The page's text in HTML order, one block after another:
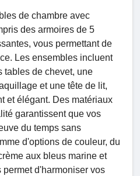
de chambre avec
des armoires de 5
vous permettant de
Les ensembles incluent
tables de chevet, une
et une tête de lit,
et élégant. Des matériaux
garantissent que vos
du temps sans
d'options de couleur, du
aux bleus marine et
d'harmoniser vos